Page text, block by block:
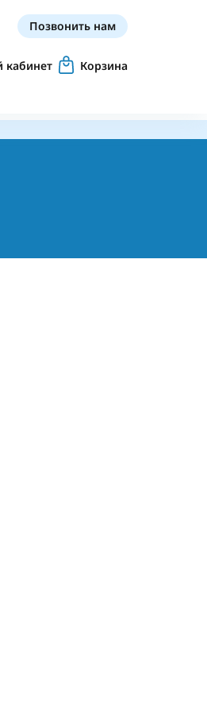
Позвонить нам
кабинет Корзина